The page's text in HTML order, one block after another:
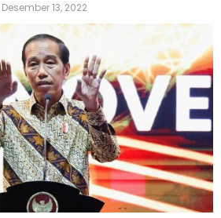
Desember 13, 2022